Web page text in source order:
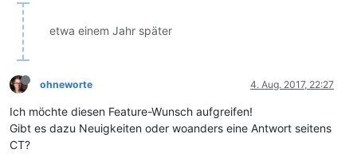
etwa einem Jahr später
ohneworte 4. Aug. 2017, 22:27
Ich möchte diesen Feature-Wunsch aufgreifen!
Gibt es dazu Neuigkeiten oder woanders eine Antwort seitens
CT?